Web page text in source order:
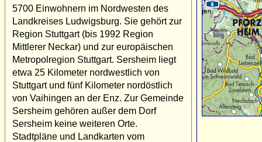
5700 Einwohnern im Nordwesten des
Landkreises Ludwigsburg. Sie gehört zur
Region Stuttgart (bis 1992 Region
Mittlerer Neckar) und zur europäischen
Metropolregion Stuttgart. Sersheim liegt
etwa 25 Kilometer nordwestlich von
Stuttgart und fünf Kilometer nordöstlich
von Vaihingen an der Enz. Zur Gemeinde
Sersheim gehören außer dem Dorf
Sersheim keine weiteren Orte.
Stadtpläne und Landkarten vom